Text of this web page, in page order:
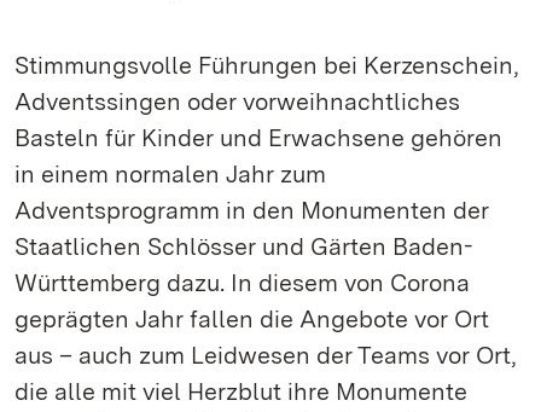
Stimmungsvolle Führungen bei Kerzenschein,
Adventssingen oder vorweihnachtliches
Basteln für Kinder und Erwachsene gehören
in einem normalen Jahr zum
Adventsprogramm in den Monumenten der
Staatlichen Schlösser und Gärten Baden-
Württemberg dazu. In diesem von Corona
geprägten Jahr fallen die Angebote vor Ort
aus – auch zum Leidwesen der Teams vor Ort,
die alle mit viel Herzblut ihre Monumente